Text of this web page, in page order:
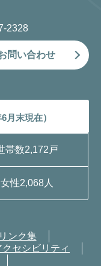
2328
問い合わせ
月末現在）
帯数2,172戸
女性2,068人
ンク集
クセシビリティ